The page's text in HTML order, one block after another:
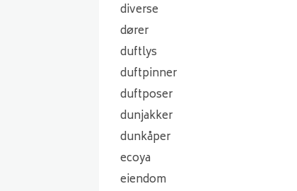
diverse
dører
duftlys
duftpinner
duftposer
dunjakker
dunkåper
ecoya
eiendom